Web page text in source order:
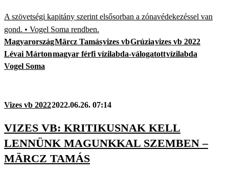
A szövetségi kapitány szerint elsősorban a zónavédekezéssel van
gond. • Vogel Soma rendben.
MagyarországMärcz Tamásvizes vbGrúziavizes vb 2022
Lévai Mártonmagyar férfi vízilabda-válogatottvízilabda
Vogel Soma
Vizes vb 20222022.06.26. 07:14
VIZES VB: KRITIKUSNAK KELL
LENNÜNK MAGUNKKAL SZEMBEN –
MÄRCZ TAMÁS